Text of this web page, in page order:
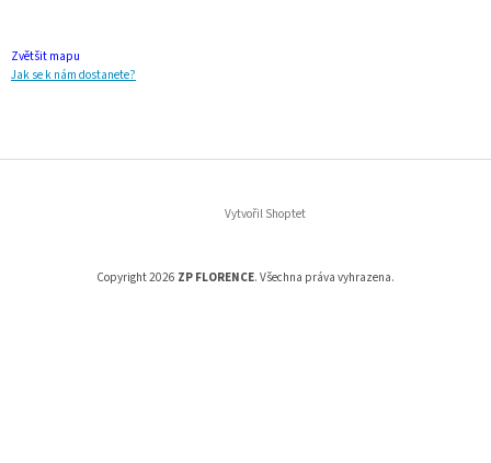
Zvětšit mapu
Jak se k nám dostanete?
Vytvořil Shoptet
Copyright 2026 ZP FLORENCE. Všechna práva vyhrazena.